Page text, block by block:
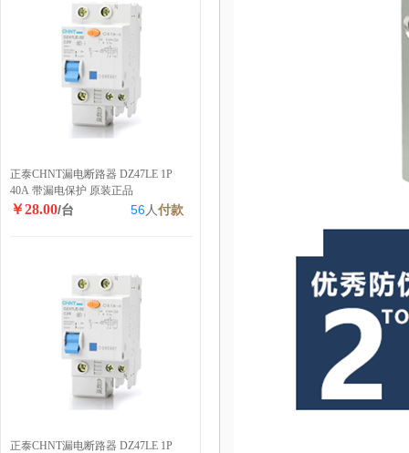
正泰CHNT漏电断路器 DZ47LE 1P
40A 带漏电保护 原装正品
￥28.00/台 56人付款
正泰CHNT漏电断路器 DZ47LE 1P